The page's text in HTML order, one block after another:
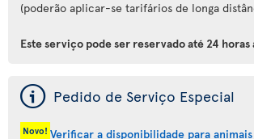
(poderão aplicar-se tarifários de longa
Este serviço pode ser reservado até 24
ý Pedido de Serviço Especial
Novo! Verificar a disponibilidade para